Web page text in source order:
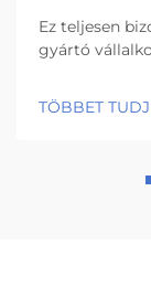
Ez teljesen
gyártó
gyártó gép
berendezés
TÖBBET